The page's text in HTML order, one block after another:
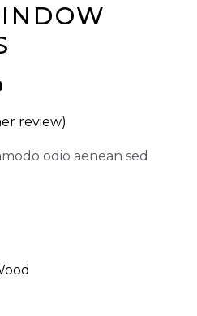
review)
odio aenean sed